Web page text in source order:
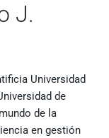
J.
Universidad
de
de la
en gestión